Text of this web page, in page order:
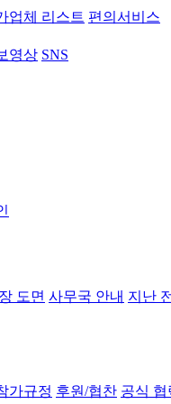
업체 리스트 편의서비스
영상 SNS
도면 사무국 안내 지난
가규정 후원/협찬 공식 협